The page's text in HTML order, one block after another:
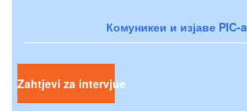
Комуникеи и изјаве PIC-a
Zahtjevi za intervjue